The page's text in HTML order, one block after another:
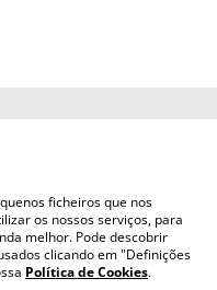
ficheiros que nos
os nossos serviços, para
melhor. Pode descobrir
clicando em "Definições
Política de Cookies.